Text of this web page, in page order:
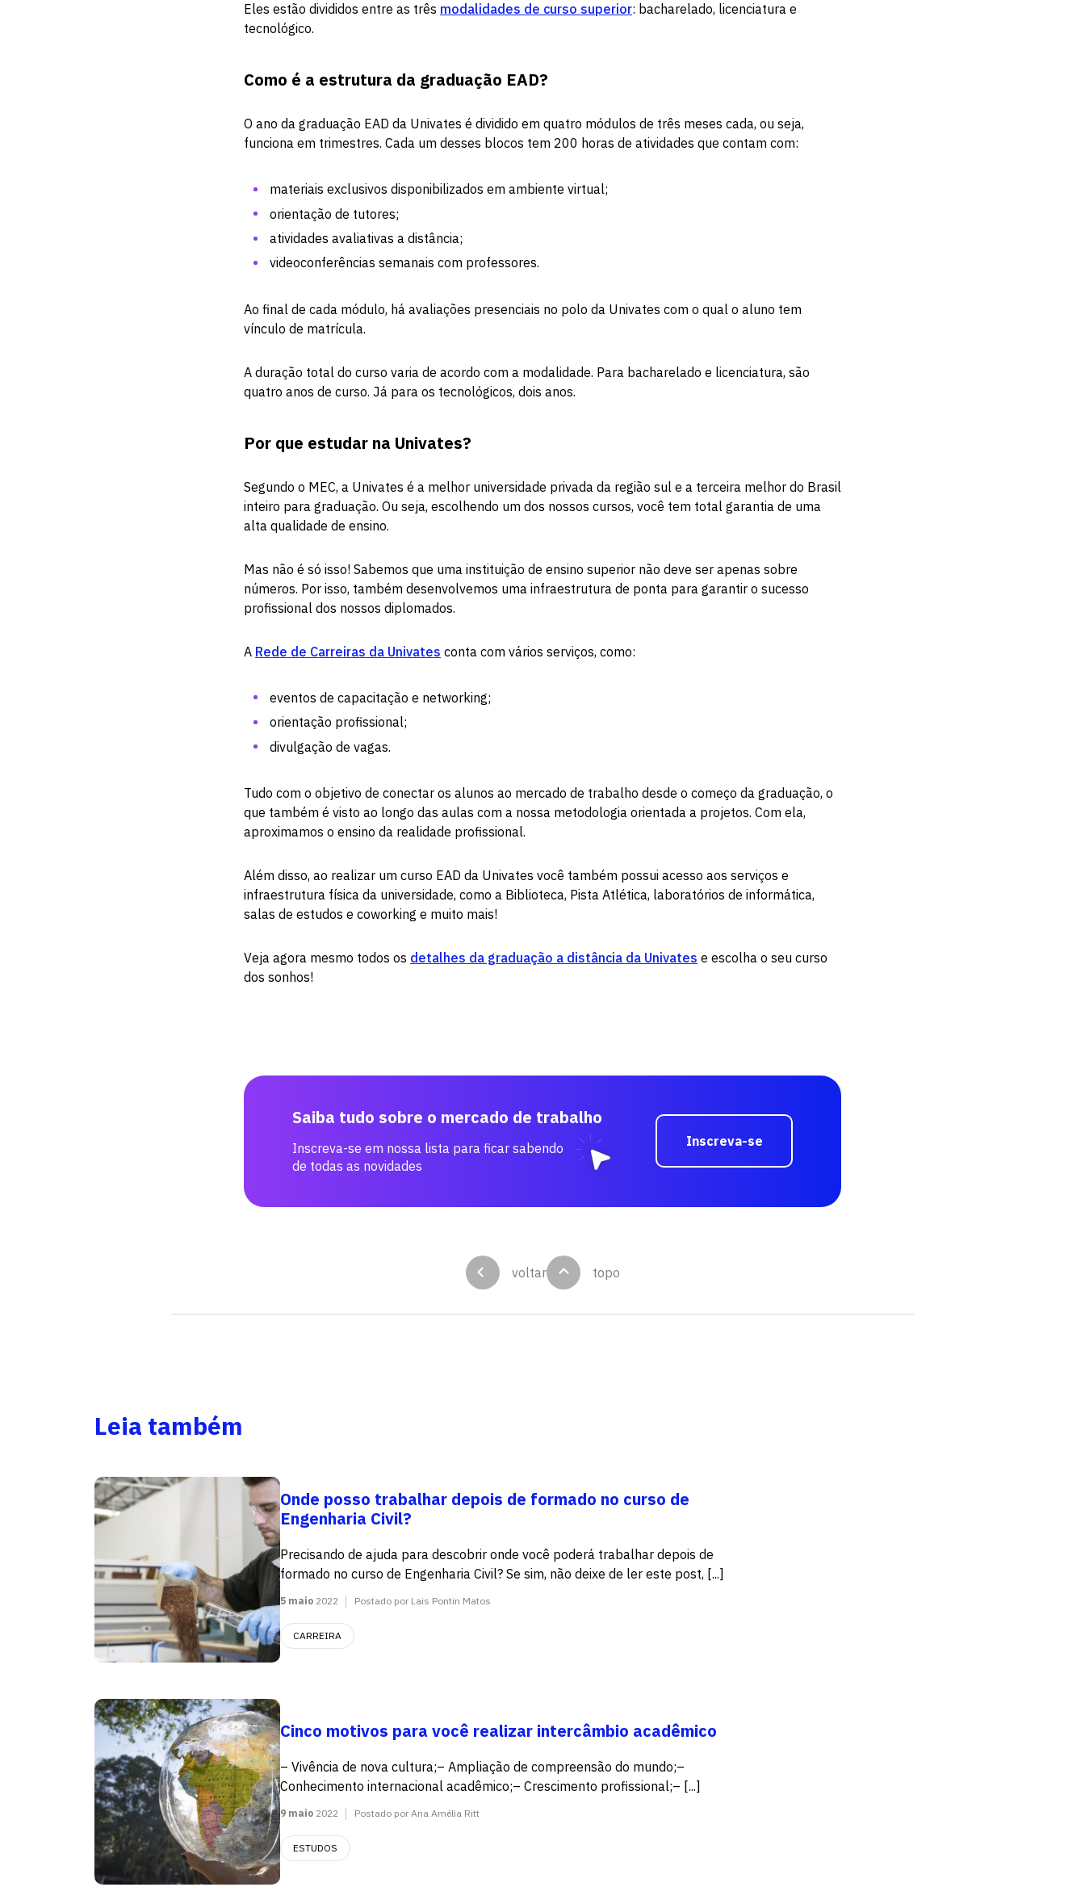
Eles estão divididos entre as três modalidades de curso superior: bacharelado, licenciatura e
tecnológico.
Como é a estrutura da graduação EAD?
O ano da graduação EAD da Univates é dividido em quatro módulos de três meses cada, ou seja,
funciona em trimestres. Cada um desses blocos tem 200 horas de atividades que contam com:
materiais exclusivos disponibilizados em ambiente virtual;
orientação de tutores;
atividades avaliativas a distância;
videoconferências semanais com professores.
Ao final de cada módulo, há avaliações presenciais no polo da Univates com o qual o aluno tem
vínculo de matrícula.
A duração total do curso varia de acordo com a modalidade. Para bacharelado e licenciatura, são
quatro anos de curso. Já para os tecnológicos, dois anos.
Por que estudar na Univates?
Segundo o MEC, a Univates é a melhor universidade privada da região sul e a terceira melhor do Brasil
inteiro para graduação. Ou seja, escolhendo um dos nossos cursos, você tem total garantia de uma
alta qualidade de ensino.
Mas não é só isso! Sabemos que uma instituição de ensino superior não deve ser apenas sobre
números. Por isso, também desenvolvemos uma infraestrutura de ponta para garantir o sucesso
profissional dos nossos diplomados.
A Rede de Carreiras da Univates conta com vários serviços, como:
eventos de capacitação e networking;
orientação profissional;
divulgação de vagas.
Tudo com o objetivo de conectar os alunos ao mercado de trabalho desde o começo da graduação, o
que também é visto ao longo das aulas com a nossa metodologia orientada a projetos. Com ela,
aproximamos o ensino da realidade profissional.
Além disso, ao realizar um curso EAD da Univates você também possui acesso aos serviços e
infraestrutura física da universidade, como a Biblioteca, Pista Atlética, laboratórios de informática,
salas de estudos e coworking e muito mais!
Veja agora mesmo todos os detalhes da graduação a distância da Univates e escolha o seu curso
dos sonhos!
Saiba tudo sobre o mercado de trabalho
Inscreva-se em nossa lista para ficar sabendo
de todas as novidades
Inscreva-se
voltar topo
Leia também
Onde posso trabalhar depois de formado no curso de
Engenharia Civil?
Precisando de ajuda para descobrir onde você poderá trabalhar depois de
formado no curso de Engenharia Civil? Se sim, não deixe de ler este post, [...]
5 maio 2022 Postado por Lais Pontin Matos
CARREIRA
Cinco motivos para você realizar intercâmbio acadêmico
– Vivência de nova cultura;– Ampliação de compreensão do mundo;–
Conhecimento internacional acadêmico;– Crescimento profissional;– [...]
9 maio 2022 Postado por Ana Amélia Ritt
ESTUDOS